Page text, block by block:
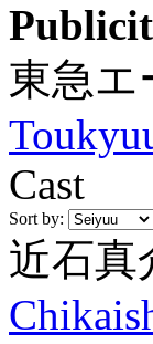
東急エ
Cast
Sort by:
近石真